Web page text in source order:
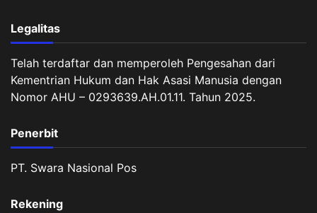
Legalitas
Telah terdaftar dan memperoleh Pengesahan dari
Kementrian Hukum dan Hak Asasi Manusia dengan
Nomor AHU – 0293639.AH.01.11. Tahun 2025.
Penerbit
PT. Swara Nasional Pos
Rekening